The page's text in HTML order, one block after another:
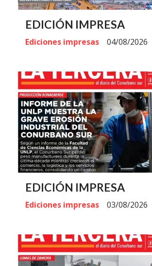
EDICIÓN IMPRESA
Ediciones impresas 04/08/2026
EDICIÓN IMPRESA
Ediciones impresas 03/08/2026